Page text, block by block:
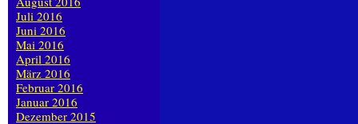
Juli 2016
Juni 2016
Mai 2016
April 2016
März 2016
Februar 2016
Januar 2016
Dezember 2015